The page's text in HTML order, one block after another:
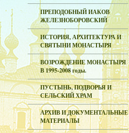
ПРЕПОДОБНЫЙ ИАКОВ
ЖЕЛЕЗНОБОРОВСКИЙ
ИСТОРИЯ, АРХИТЕКТУРА И
СВЯТЫНИ МОНАСТЫРЯ
ВОЗРОЖДЕНИЕ МОНАСТЫРЯ
В 1995-2008 годы.
ПУСТЫНЬ, ПОДВОРЬЯ И
СЕЛЬСКИЙ ХРАМ
АРХИВ И ДОКУМЕНТАЛЬНЫЕ
МАТЕРИАЛЫ